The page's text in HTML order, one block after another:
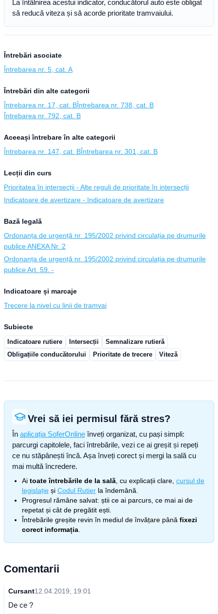
La întâlnirea acestui indicator, conducătorul auto este obligat
să reducă viteza și să acorde prioritate tramvaiului.
Întrebări asociate
Întrebarea nr. 5, cat. A
Întrebări din alte categorii
Întrebarea nr. 17, cat. BÎntrebarea nr. 738, cat. B
Întrebarea nr. 792, cat. B
Aceeași întrebare în alte categorii
Întrebarea nr. 147, cat. BÎntrebarea nr. 301, cat. B
Lecții din curs
Prioritatea în intersecții - Alte reguli de prioritate în intersecții
Indicatoare de avertizare - Indicatoare de avertizare
Bază legală
Ordonanța de urgență nr. 195/2002 privind circulația pe drumurile
publice ANEXA Nr. 2
Ordonanța de urgență nr. 195/2002 privind circulația pe drumurile
publice Art. 59. -
Indicatoare și marcaje
Trecere la nivel cu linii de tramvai
Subiecte
Indicatoare rutiere Intersecții
Semnalizare rutieră
Obligațiile conducătorului
Prioritate de trecere Viteză
Vrei să iei permisul fără stres?
În aplicația SoferOnline înveți organizat, cu pași simpli:
parcurgi capitolele, faci întrebările, vezi ce ai greșit și repeți
ce nu stăpânești încă. Așa înveți corect și mergi la sală cu
mai multă încredere.
Ai toate întrebările de la sală , cu explicații clare, cursul de
legislație și Codul Rutier la îndemână.
Progresul rămâne salvat: știi ce ai parcurs, ce mai ai de
repetat și cât de pregătit ești.
Întrebările greșite revin în mediul de învățare până fixezi
corect informația
Comentarii
Cursant12.04.2019, 19:01
De ce ?